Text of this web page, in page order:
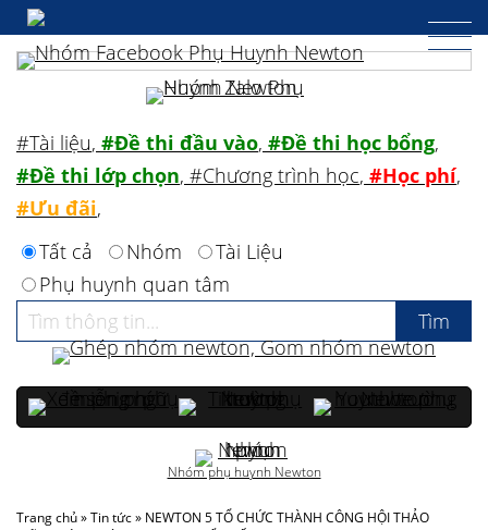
Trang chủ»Tin tức» NEWTON 5 TỔ CHỨC THÀNH CÔNG HỘI THẢO
#Tài liệu, #Đề thi đầu vào, #Đề thi học bổng,
#Đề thi lớp chọn, #Chương trình học, #Học phí,
#Ưu đãi,
Tất cả
Nhóm
Tài Liệu
Phụ huynh quan tâm
Nhóm phụ huynh Newton